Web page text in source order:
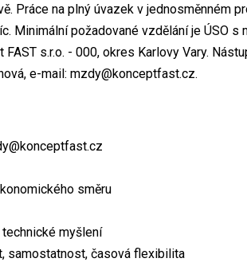
Práce na plný úvazek v jednosměnném
Minimální požadované vzdělání je ÚSO s
s.r.o. - 000, okres Karlovy Vary.
e-mail: mzdy@konceptfast.cz.
směru
myšlení
samostatnost, časová flexibilita